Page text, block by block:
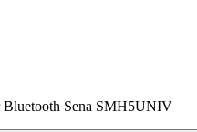
Bluetooth Sena SMH5UNIV